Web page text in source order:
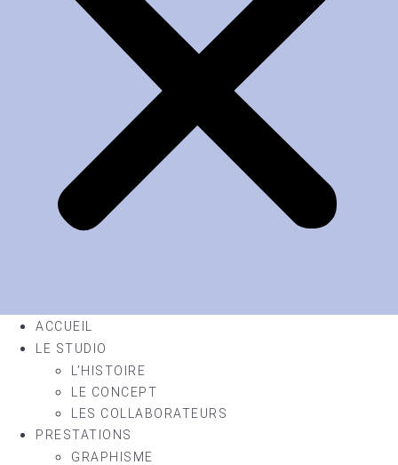
ACCUEIL
LE STUDIO
L’HISTOIRE
LE CONCEPT
LES COLLABORATEURS
PRESTATIONS
GRAPHISME